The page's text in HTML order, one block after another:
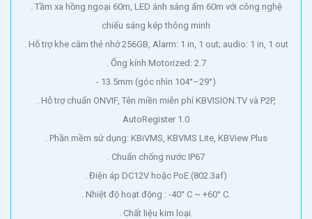
. Tầm xa hồng ngoại 60m, LED ánh sáng ấm 60m với công nghệ
chiếu sáng kép thông minh
. Hỗ trợ khe cắm thẻ nhớ 256GB, Alarm: 1 in, 1 out; audio: 1 in, 1 out
. Ống kính Motorized: 2.7
- 13.5mm (góc nhìn 104°–29°)
. Hỗ trợ chuẩn ONVIF, Tên miền miễn phí KBVISION.TV và P2P,
AutoRegister 1.0
. Phần mềm sử dụng: KBiVMS, KBVMS Lite, KBView Plus
. Chuẩn chống nước IP67
. Điện áp DC12V hoặc PoE (802.3af)
. Nhiệt độ hoạt động : -40° C ~ +60° C.
. Chất liệu kim loại.